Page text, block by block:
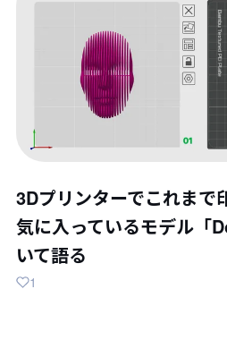
3Dプリンターでこれまで
気に入っているモデル「
いて語る
1